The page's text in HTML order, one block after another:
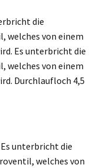
die
welches von einem
Es unterbricht die
welches von einem
Durchlaufloch 4,5
unterbricht die
welches von